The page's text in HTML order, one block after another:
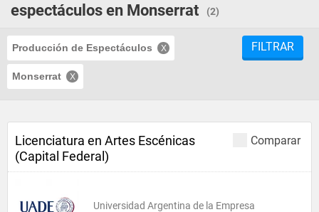
espectáculos en Monserrat
(2)
Producción de Espectáculos
Monserrat
FILTRAR
Comparar
Licenciatura en Artes Escénicas
(Capital Federal)
Universidad Argentina de la Empresa